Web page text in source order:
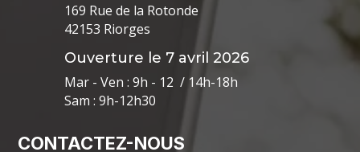
169 Rue de la Rotonde
42153 Riorges
Ouverture le 7 avril 2026
Mar - Ven : 9h - 12 / 14h-18h
Sam : 9h-12h30
CONTACTEZ-NOUS